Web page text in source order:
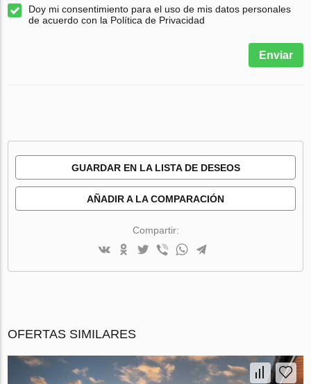
Doy mi consentimiento para el uso de mis datos personales
de acuerdo con la Política de Privacidad
Enviar
GUARDAR EN LA LISTA DE DESEOS
AÑADIR A LA COMPARACIÓN
Compartir:
OFERTAS SIMILARES